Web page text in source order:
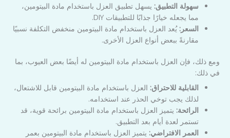
سهولة التطبيق: يسهل تطبيق العزل باستخدام مادة البيتومين،
مما يجعله خيارًا جذابًا للتطبيقات DIY.
السعر: يُعد العزل باستخدام مادة البيتومين منخفض التكلفة نسبيًا
مقارنةً ببعض أنواع العزل الأخرى.
ومع ذلك، فإن العزل باستخدام مادة البيتومين له أيضًا بعض العيوب، بما
في ذلك:
القابلية للاحتراق: العزل باستخدام مادة البيتومين قابل للاشتعال،
لذلك يجب توخي الحذر عند استخدامه.
الرائحة: يتميز العزل باستخدام مادة البيتومين برائحة قوية، قد
تستمر لعدة أيام بعد التطبيق.
العمر الافتراضي: يتميز العزل باستخدام مادة البيتومين بعمر